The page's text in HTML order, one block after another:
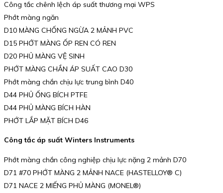
Công tắc chênh lệch áp suất thương mại WPS
Phớt màng ngăn
D10 MÀNG CHỐNG NGỪA 2 MẢNH PVC
D15 PHỚT MÀNG ỐP REN CÓ REN
D20 PHỦ MÀNG VỆ SINH
PHỚT MÀNG CHẮN ÁP SUẤT CAO D30
Phớt màng chắn chịu lực trung bình D40
D44 PHỦ ỐNG BÍCH PTFE
D44 PHỦ MÀNG BÍCH HÀN
PHỚT LẮP MẶT BÍCH D46
Công tắc áp suất Winters Instruments
Phớt màng chắn công nghiệp chịu lực nặng 2 mảnh D70
D71 #70 PHỚT MÀNG 2 MẢNH NACE (HASTELLOY® C)
D71 NACE 2 MIẾNG PHỦ MÀNG (MONEL®)